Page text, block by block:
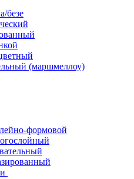
безе
(маршмеллоу)
формовой